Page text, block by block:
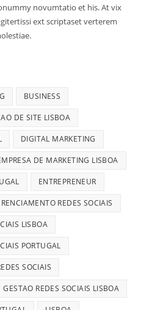
novumtatio et his. At vix
ext scriptaset verterem
BUSINESS
DE SITE LISBOA
DIGITAL MARKETING
DE MARKETING LISBOA
ENTREPRENEUR
REDES SOCIAIS
LISBOA
PORTUGAL
SOCIAIS
GESTAO REDES SOCIAIS LISBOA